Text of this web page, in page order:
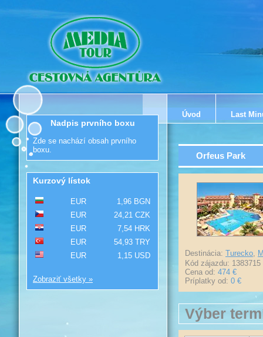
Úvod Last
Orfeus Park
Destinácia: Turecko,
Kód zájazdu: 1383715
Cena od: 474 €
Príplatky od: 0 €
Výber
Nadpis prvního boxu
Zde se nachází obsah prvního
boxu.
Kurzový lístok
EUR
1,96 BGN
EUR
24,21 CZK
EUR
7,54 HRK
EUR
54,93 TRY
EUR
1,15 USD
Zobraziť všetky »